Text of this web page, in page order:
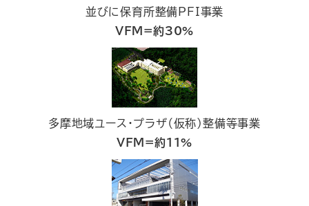
並びに保育所整備PFI事業
VFM=約30%
多摩地域ユース・プラザ（仮称）整備等事業
VFM=約11%